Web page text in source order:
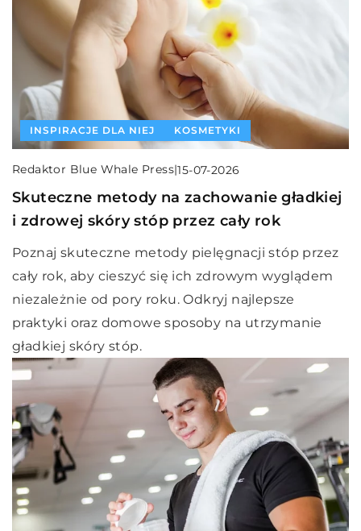
INSPIRACJE DLA NIEJ KOSMETYKI
Redaktor Blue Whale Press|15-07-2026
Skuteczne metody na zachowanie gładkiej
i zdrowej skóry stóp przez cały rok
Poznaj skuteczne metody pielęgnacji stóp przez
cały rok, aby cieszyć się ich zdrowym wyglądem
niezależnie od pory roku. Odkryj najlepsze
praktyki oraz domowe sposoby na utrzymanie
gładkiej skóry stóp.